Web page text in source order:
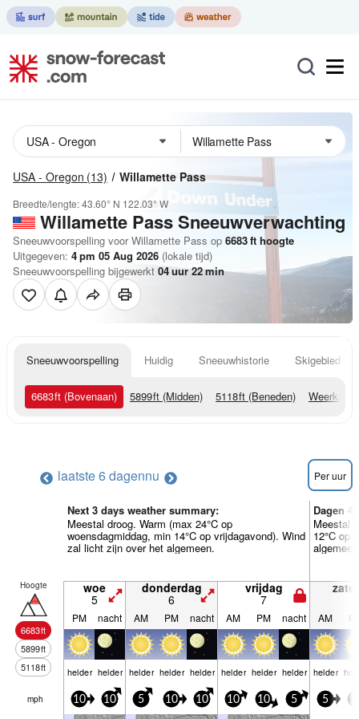
USA - Oregon (13) Willamette Pass
Breedte/lengte:43.60° N 122.03° W
Willamette PassSneeuwverwachting
Sneeuwvoorspelling voor Willamette Pass op 6683ft hoogte
Uitgegeven: 4 pm 05 Aug 2026 (lokale tijd)
Sneeuwvoorspelling bijgewerkt 04uur22min
Sneeuwvoorspelling Huidig Sneeuwhistorie Skigebied
6683ft (Bovenaan) 5899ft (Midden) 5118ft (Beneden)
laatste 6 dagennu Per uur
Next 3 days weather summary:
Meestal droog. Warm (max 24°C op
woensdagmiddag, min 14°C op vrijdagavond). Wind
zal licht zijn over het algemeen.
Dagen
Meestal
12°C op
Hoogte
6683ft
5899ft
5118ft
woe
5
donderdag
6
vrijdag
7
PM nacht AM PM nacht AM PM nacht AM
helder helder helder helder helder helder helder helder helder
mph 10 10 5 10 10 10 10 5 5